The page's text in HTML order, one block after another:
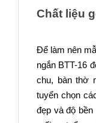
Chất liệu
Để làm nên
ngắn BTT-16
chu, bàn thờ
tuyển chọn
đẹp và độ